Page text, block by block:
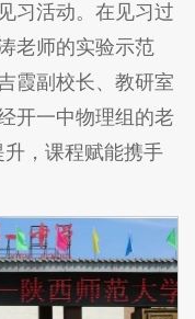
习活动。在见习过
老师的实验示范
霞副校长、教研室
开一中物理组的老
，课程赋能携手